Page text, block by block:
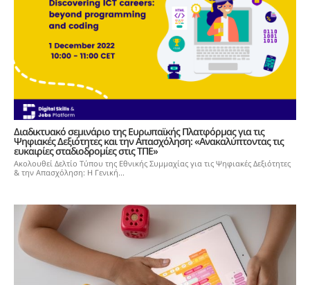
Διαδικτυακό σεμινάριο της Ευρωπαϊκής Πλατφόρμας για τις
Ψηφιακές Δεξιότητες και την Απασχόληση: «Ανακαλύπτοντας τις
ευκαιρίες σταδιοδρομίες στις ΤΠΕ»
Ακολουθεί Δελτίο Τύπου της Εθνικής Συμμαχίας για τις Ψηφιακές Δεξιότητες
& την Απασχόληση: Η Γενική...